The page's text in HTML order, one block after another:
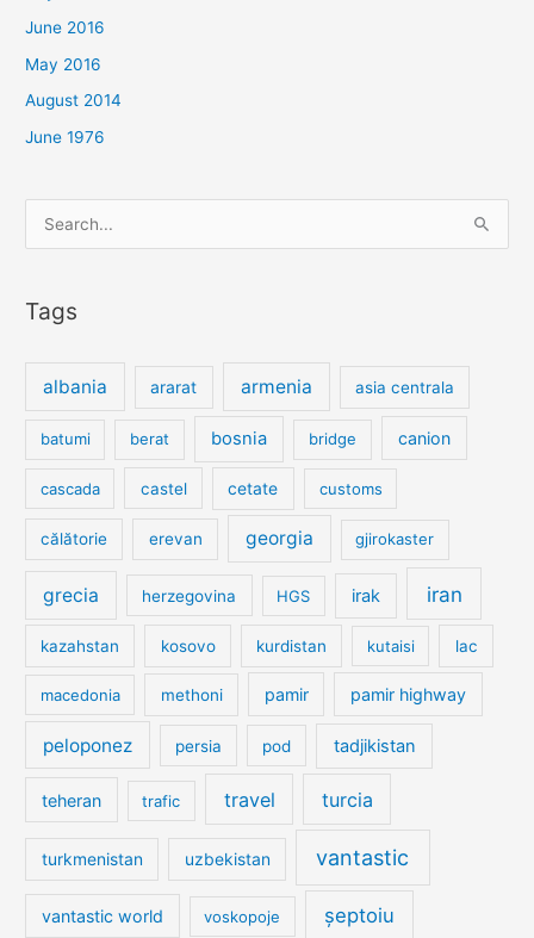
June 2016
May 2016
August 2014
June 1976
for:
Tags
albania ararat armenia asia centrala
batumi berat bosnia bridge canion
cascada castel cetate customs
călătorie erevan georgia gjirokaster
grecia herzegovina HGS irak iran
kazahstan kosovo kurdistan kutaisi lac
macedonia methoni pamir pamir highway
peloponez persia pod tadjikistan
teheran trafic travel turcia
turkmenistan uzbekistan vantastic
vantastic world voskopoje șeptoiu